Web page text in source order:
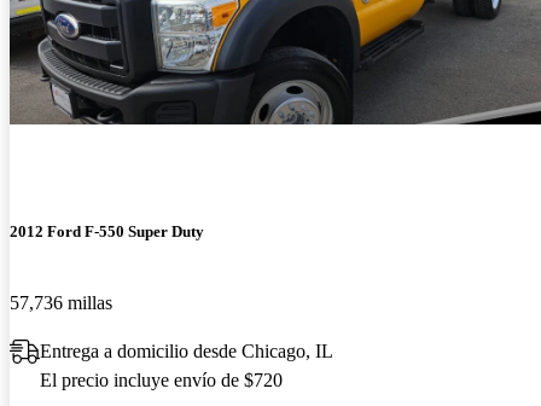
2012 Ford F-550 Super Duty
57,736 millas
Entrega a domicilio desde Chicago, IL
El precio incluye envío de $720